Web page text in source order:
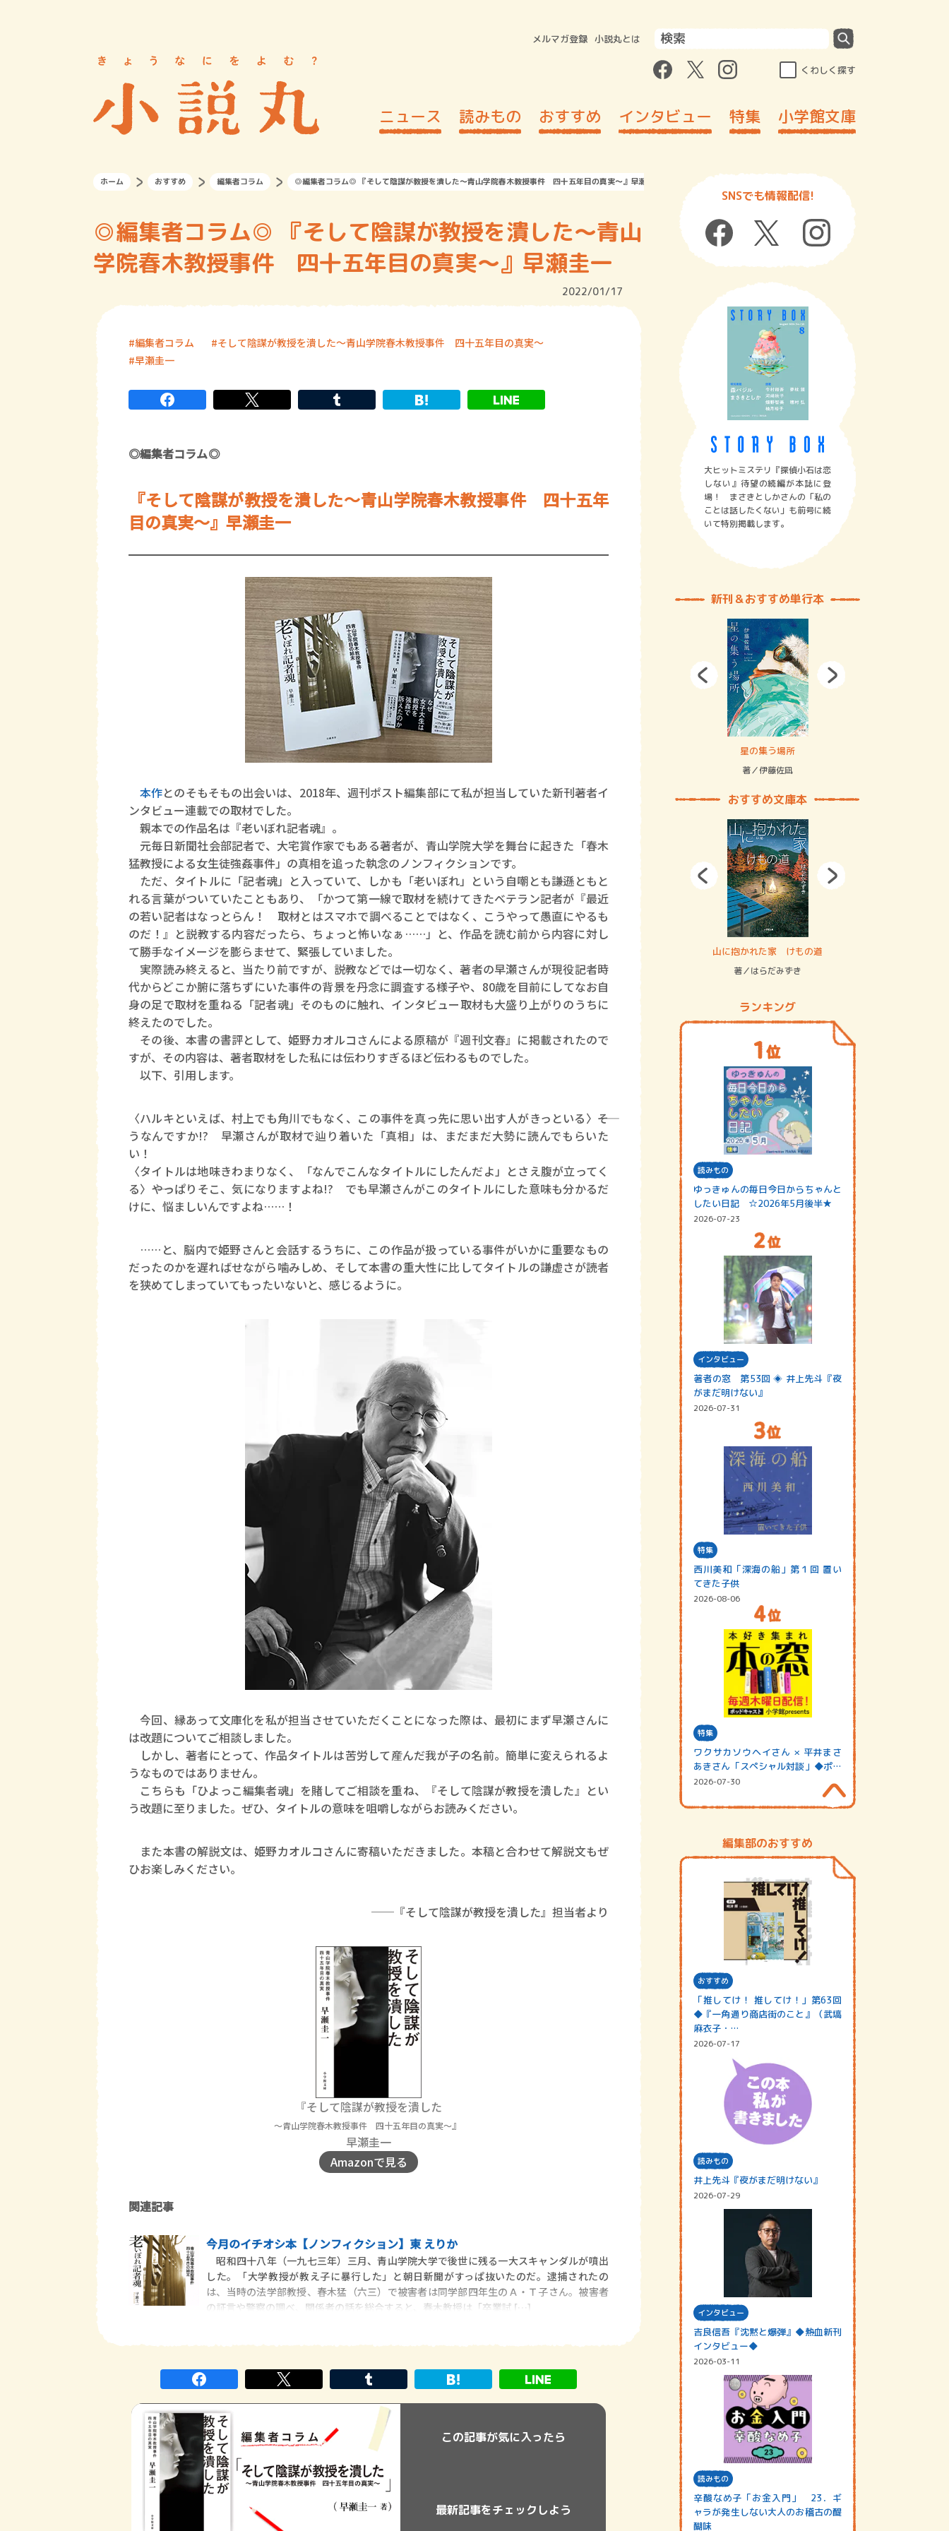
メルマガ登録 小説丸とは
くわしく探す
ニュース 読みもの おすすめ インタビュー 特集 小学館文庫
ホーム おすすめ 編集者コラム ◎編集者コラム◎ 『そして陰謀が教授を潰した～青山学院春木教授事件 四十五年目の真実～』早瀬圭一
◎編集者コラム◎ 『そして陰謀が教授を潰した～青山
学院春木教授事件 四十五年目の真実～』早瀬圭一
2022/01/17
編集者コラム
そして陰謀が教授を潰した～青山学院春木教授事件 四十五年目の真実～
早瀬圭一
◎編集者コラム◎
『そして陰謀が教授を潰した～青山学院春木教授事件 四十五年
目の真実～』早瀬圭一
本作とのそもそもの出会いは、2018年、週刊ポスト編集部にて私が担当していた新刊著者イ
ンタビュー連載での取材でした。
親本での作品名は『老いぼれ記者魂』。
元毎日新聞社会部記者で、大宅賞作家でもある著者が、青山学院大学を舞台に起きた「春木
猛教授による女生徒強姦事件」の真相を追った執念のノンフィクションです。
ただ、タイトルに「記者魂」と入っていて、しかも「老いぼれ」という自嘲とも謙遜ともと
れる言葉がついていたこともあり、「かつて第一線で取材を続けてきたベテラン記者が『最近
の若い記者はなっとらん！ 取材とはスマホで調べることではなく、こうやって愚直にやるも
のだ！』と説教する内容だったら、ちょっと怖いなぁ……」と、作品を読む前から内容に対し
て勝手なイメージを膨らませて、緊張していました。
実際読み終えると、当たり前ですが、説教などでは一切なく、著者の早瀬さんが現役記者時
代からどこか腑に落ちずにいた事件の背景を丹念に調査する様子や、80歳を目前にしてなお自
身の足で取材を重ねる「記者魂」そのものに触れ、インタビュー取材も大盛り上がりのうちに
終えたのでした。
その後、本書の書評として、姫野カオルコさんによる原稿が『週刊文春』に掲載されたので
すが、その内容は、著者取材をした私には伝わりすぎるほど伝わるものでした。
以下、引用します。
〈ハルキといえば、村上でも角川でもなく、この事件を真っ先に思い出す人がきっといる〉――そ
うなんですか!? 早瀬さんが取材で辿り着いた「真相」は、まだまだ大勢に読んでもらいた
い！
〈タイトルは地味きわまりなく、「なんでこんなタイトルにしたんだよ」とさえ腹が立ってく
る〉――やっぱりそこ、気になりますよね!? でも早瀬さんがこのタイトルにした意味も分かるだ
けに、悩ましいんですよね……！
……と、脳内で姫野さんと会話するうちに、この作品が扱っている事件がいかに重要なもの
だったのかを遅ればせながら噛みしめ、そして本書の重大性に比してタイトルの謙虚さが読者
を狭めてしまっていてもったいないと、感じるように。
今回、縁あって文庫化を私が担当させていただくことになった際は、最初にまず早瀬さんに
は改題についてご相談しました。
しかし、著者にとって、作品タイトルは苦労して産んだ我が子の名前。簡単に変えられるよ
うなものではありません。
こちらも「ひよっこ編集者魂」を賭してご相談を重ね、『そして陰謀が教授を潰した』とい
う改題に至りました。ぜひ、タイトルの意味を咀嚼しながらお読みください。
また本書の解説文は、姫野カオルコさんに寄稿いただきました。本稿と合わせて解説文もぜ
ひお楽しみください。
──『そして陰謀が教授を潰した』担当者より
『そして陰謀が教授を潰した
～青山学院春木教授事件 四十五年目の真実～』
早瀬圭一
Amazonで見る
関連記事
今月のイチオシ本【ノンフィクション】東 えりか
昭和四十八年（一九七三年）三月、青山学院大学で後世に残る一大スキャンダルが噴出
した。「大学教授が教え子に暴行した」と朝日新聞がすっぱ抜いたのだ。逮捕されたの
は、当時の法学部教授、春木猛（六三）で被害者は同学部四年生のＡ・Ｔ子さん。被害者
の証言や警察の調べ、関係者の話を総合すると、春木教授は「卒業試 […]
この記事が気に入ったら
最新記事をチェックしよう
SNSでも情報配信!
大ヒットミステリ『探偵小石は恋
しない』待望の続編が本誌に登
場！ まさきとしかさんの「私の
ことは話したくない」も前号に続
いて特別掲載します。
新刊＆おすすめ単行本
賞金稼ぎスリーサム！ 二重拘束の… 星の集う場所
著／伊藤佐凪
おすすめ文庫本
ロボット・イン・ザ・システム
著／デボラ・イン…
山に抱かれた家 けもの道
著／はらだみずき
ランキング
読みもの
ゆっきゅんの毎日今日からちゃんと
したい日記 ☆2026年5月後半★
2026-07-23
インタビュー
著者の窓 第53回 ◈ 井上先斗『夜
がまだ明けない』
2026-07-31
特集
西川美和「深海の船」第１回 置い
てきた子供
2026-08-06
特集
ワクサカソウヘイさん × 平井まさ
あきさん「スペシャル対談」◆ポッ
ドキャスト…
2026-07-30
編集部のおすすめ
おすすめ
「推してけ！ 推してけ！」第63回
◆『一角通り商店街のこと』（武塙
麻衣子・…
2026-07-17
読みもの
井上先斗『夜がまだ明けない』
2026-07-29
インタビュー
吉良信吾『沈黙と爆弾』◆熱血新刊
インタビュー◆
2026-03-11
読みもの
辛酸なめ子「お金入門」 23．ギ
ャラが発生しない大人のお稽古の醍
醐味